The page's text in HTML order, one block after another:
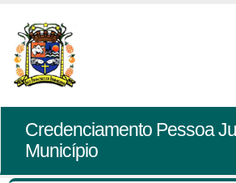
Credenciamento Pessoa
Município